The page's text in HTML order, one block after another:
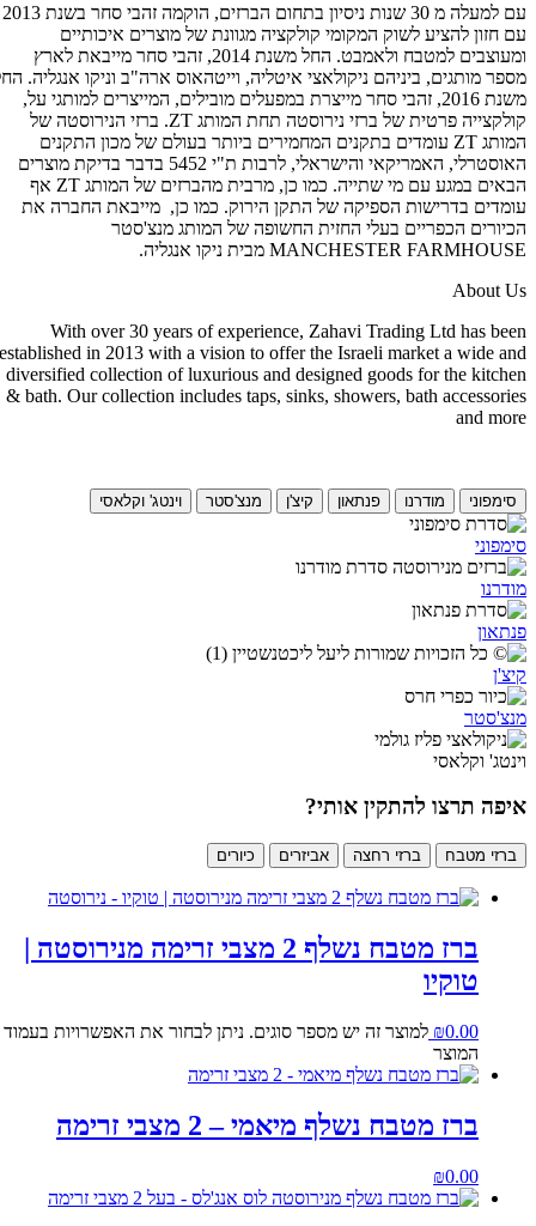
עם למעלה מ 30 שנות ניסיון בתחום הברזים, הוקמה זהבי סחר בשנת 2013
עם חזון להציע לשוק המקומי קולקציה מגוונת של מוצרים איכותיים
ומעוצבים למטבח ולאמבט. החל משנת 2014, זהבי סחר מייבאת לארץ
מספר מותגים, ביניהם ניקולאצי איטליה, וייטהאוס ארה"ב וניקו אנגליה. החל
משנת 2016, זהבי סחר מייצרת במפעלים מובילים, המייצרים למותגי על,
קולקצייה פרטית של ברזי נירוסטה תחת המותג ZT. ברזי הנירוסטה של
המותג ZT עומדים בתקנים המחמירים ביותר בעולם של מכון התקנים
האוסטרלי, האמריקאי והישראלי, לרבות ת"י 5452 בדבר בדיקת מוצרים
הבאים במגע עם מי שתייה. כמו כן, מרבית מהברזים של המותג ZT אף
עומדים בדרישות הספיקה של התקן הירוק. כמו כן, מייבאת החברה את
הכיורים הכפריים בעלי החזית החשופה של המותג מנצ'סטר
MANCHESTER FARMHOUSE מבית ניקו אנגליה.
About Us
With over 30 years of experience, Zahavi Trading Ltd has been
established in 2013 with a vision to offer the Israeli market a wide and
diversified collection of luxurious and designed goods for the kitchen
& bath. Our collection includes taps, sinks, showers, bath accessories
and more
סימפוני מודרנו פנתאון קיצ'ן מנצ'סטר וינטג' וקלאסי
סימפוני
מודרנו
פנתאון
קיצ'ן
מנצ'סטר
וינטג' וקלאסי
איפה תרצו להתקין אותי?
ברזי מטבח ברזי רחצה אביזרים כיורים
ברז מטבח נשלף 2 מצבי זרימה מנירוסטה |
טוקיו
₪0.00
למוצר זה יש מספר סוגים. ניתן לבחור את האפשרויות בעמוד
המוצר
ברז מטבח נשלף מיאמי – 2 מצבי זרימה
₪0.00